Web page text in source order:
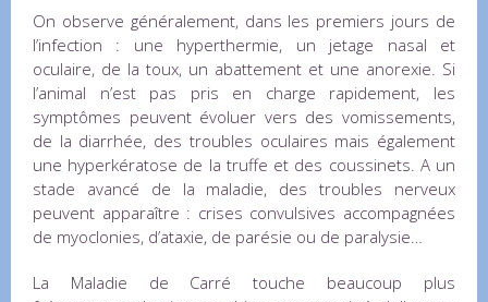
On observe généralement, dans les premiers jours de
l’infection : une hyperthermie, un jetage nasal et
oculaire, de la toux, un abattement et une anorexie. Si
l’animal n’est pas pris en charge rapidement, les
symptômes peuvent évoluer vers des vomissements,
de la diarrhée, des troubles oculaires mais également
une hyperkératose de la truffe et des coussinets. A un
stade avancé de la maladie, des troubles nerveux
peuvent apparaître : crises convulsives accompagnées
de myoclonies, d’ataxie, de parésie ou de paralysie…
La Maladie de Carré touche beaucoup plus